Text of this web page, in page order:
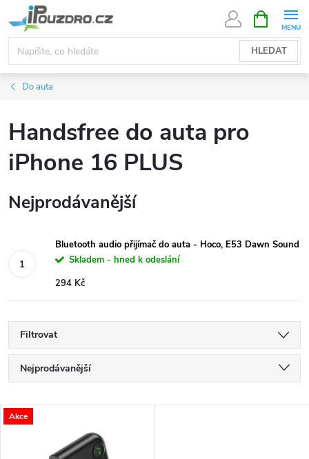
na
obsah
HLEDAT
NÁKUPNÍ
KOŠÍK
Do auta
Handsfree do auta pro
iPhone 16 PLUS
Nejprodávanější
Bluetooth audio přijímač do auta - Hoco, E53 Dawn Sound
Skladem - hned k odeslání
294 Kč
Filtrovat
Ř
a
Nejprodávanější
Nejdražší
Abecedně
V
Akce